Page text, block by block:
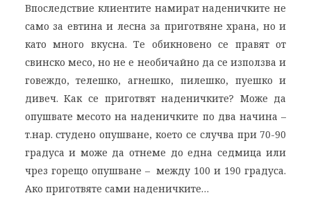
Впоследствие клиентите намират наденичките не
само за евтина и лесна за приготвяне храна, но и
като много вкусна. Те обикновено се правят от
свинско месо, но не е необичайно да се използва и
говеждо, телешко, агнешко, пилешко, пуешко и
дивеч. Как се приготвят наденичките? Може да
опушвате месото на наденичките по два начина –
т.нар. студено опушване, което се случва при 70-90
градуса и може да отнеме до една седмица или
чрез горещо опушване – между 100 и 190 градуса.
Ако приготвяте сами наденичките…